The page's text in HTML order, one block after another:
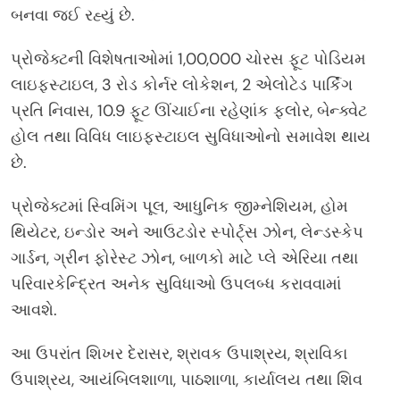
બનવા જઈ રહ્યું છે.
પ્રોજેક્ટની વિશેષતાઓમાં 1,00,000 ચોરસ ફૂટ પોડિયમ
લાઇફસ્ટાઇલ, 3 રોડ કોર્નર લોકેશન, 2 એલોટેડ પાર્કિંગ
પ્રતિ નિવાસ, 10.9 ફૂટ ઊંચાઈના રહેણાંક ફ્લોર, બેન્ક્વેટ
હોલ તથા વિવિધ લાઇફસ્ટાઇલ સુવિધાઓનો સમાવેશ થાય
છે.
પ્રોજેક્ટમાં સ્વિમિંગ પૂલ, આધુનિક જીમ્નેશિયમ, હોમ
થિયેટર, ઇન્ડોર અને આઉટડોર સ્પોર્ટ્સ ઝોન, લેન્ડસ્કેપ
ગાર્ડન, ગ્રીન ફોરેસ્ટ ઝોન, બાળકો માટે પ્લે એરિયા તથા
પરિવારકેન્દ્રિત અનેક સુવિધાઓ ઉપલબ્ધ કરાવવામાં
આવશે.
આ ઉપરાંત શિખર દેરાસર, શ્રાવક ઉપાશ્રય, શ્રાવિકા
ઉપાશ્રય, આયંબિલશાળા, પાઠશાળા, કાર્યાલય તથા શિવ